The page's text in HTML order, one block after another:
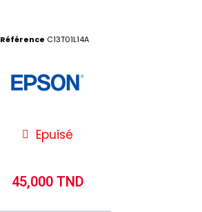
Référence C13T01L14A
Epuisé
45,000 TND